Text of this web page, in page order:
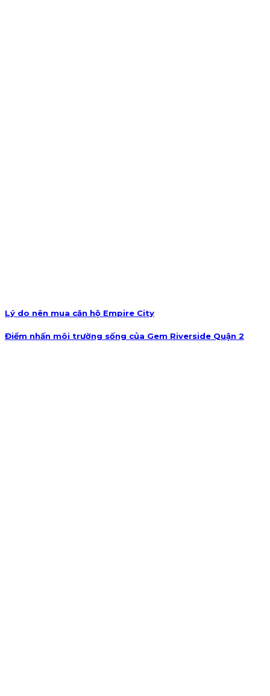
Lý do nên mua căn hộ Empire City
Điểm nhấn môi trường sống của Gem Riverside Quận 2